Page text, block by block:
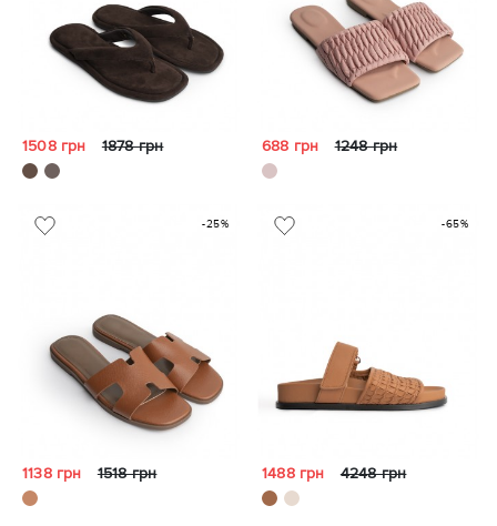
1508 грн 1878 грн 688 грн 1248 грн
-25%
1138 грн 1518 грн
-65%
1488 грн 4248 грн